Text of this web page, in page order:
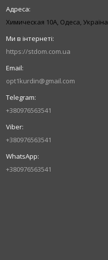
Химическая 10А, Одеса, Україна
https://stdom.com.ua
opt1kurdin@gmail.com
+380976563541
+380976563541
+380976563541